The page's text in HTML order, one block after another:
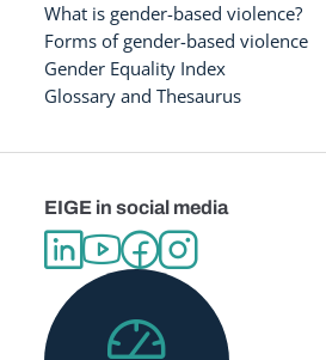
What is gender-based violence?
Forms of gender-based violence
Gender Equality Index
Glossary and Thesaurus
EIGE in social media